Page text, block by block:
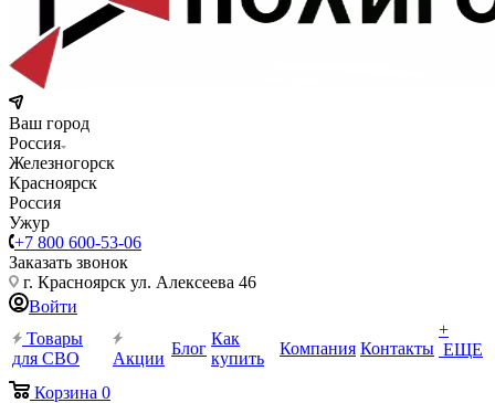
Ваш город
Россия
Железногорск
Красноярск
Россия
Ужур
+7 800 600-53-06
Заказать звонок
г. Красноярск ул. Алексеева 46
Войти
Товары
для СВО
Акции
Блог
Как
купить
Компания Контакты
+
ЕЩЕ
Корзина 0